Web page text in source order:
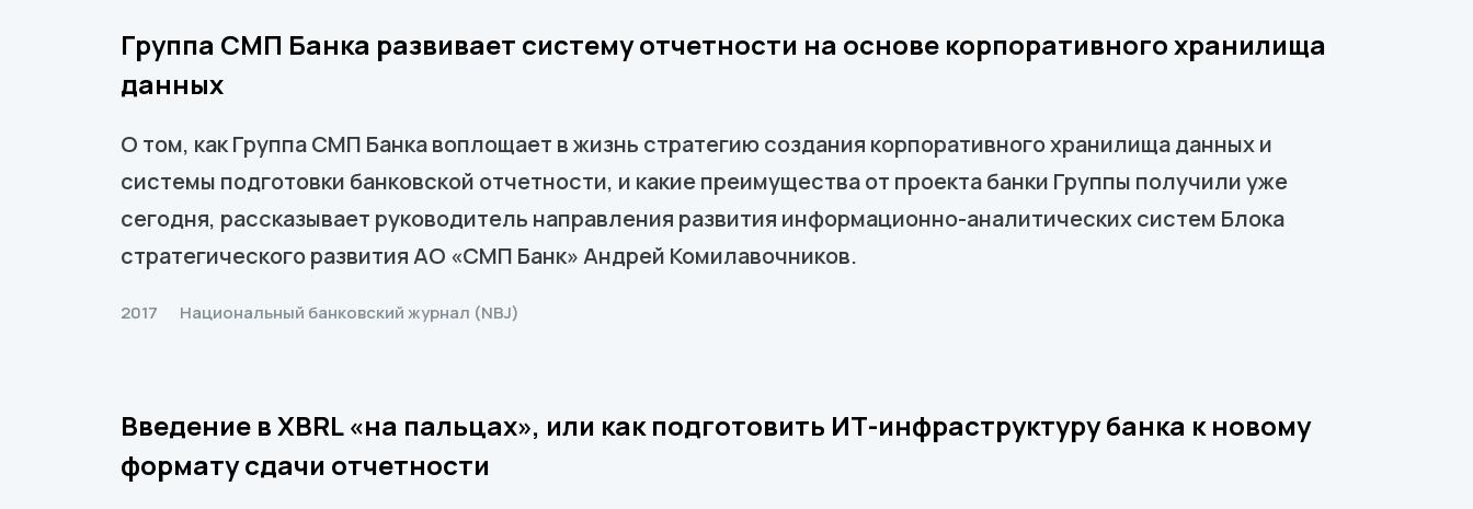
Группа СМП Банка развивает систему отчетности на основе корпоративного хранилища
данных
О том, как Группа СМП Банка воплощает в жизнь стратегию создания корпоративного хранилища данных и
системы подготовки банковской отчетности, и какие преимущества от проекта банки Группы получили уже
сегодня, рассказывает руководитель направления развития информационно-аналитических систем Блока
стратегического развития АО «СМП Банк» Андрей Комилавочников.
2017 Национальный банковский журнал (NBJ)
Введение в XBRL «на пальцах», или как подготовить ИТ-инфраструктуру банка к новому
формату сдачи отчетности